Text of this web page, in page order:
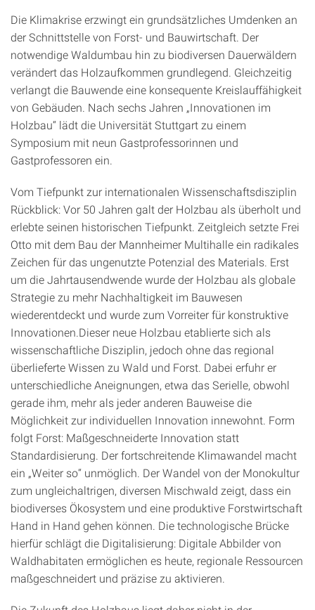
Die Klimakrise erzwingt ein grundsätzliches Umdenken an
der Schnittstelle von Forst- und Bauwirtschaft. Der
notwendige Waldumbau hin zu biodiversen Dauerwäldern
verändert das Holzaufkommen grundlegend. Gleichzeitig
verlangt die Bauwende eine konsequente Kreislauffähigkeit
von Gebäuden. Nach sechs Jahren „Innovationen im
Holzbau“ lädt die Universität Stuttgart zu einem
Symposium mit neun Gastprofessorinnen und
Gastprofessoren ein.
Vom Tiefpunkt zur internationalen Wissenschaftsdisziplin
Rückblick: Vor 50 Jahren galt der Holzbau als überholt und
erlebte seinen historischen Tiefpunkt. Zeitgleich setzte Frei
Otto mit dem Bau der Mannheimer Multihalle ein radikales
Zeichen für das ungenutzte Potenzial des Materials. Erst
um die Jahrtausendwende wurde der Holzbau als globale
Strategie zu mehr Nachhaltigkeit im Bauwesen
wiederentdeckt und wurde zum Vorreiter für konstruktive
Innovationen.Dieser neue Holzbau etablierte sich als
wissenschaftliche Disziplin, jedoch ohne das regional
überlieferte Wissen zu Wald und Forst. Dabei erfuhr er
unterschiedliche Aneignungen, etwa das Serielle, obwohl
gerade ihm, mehr als jeder anderen Bauweise die
Möglichkeit zur individuellen Innovation innewohnt. Form
folgt Forst: Maßgeschneiderte Innovation statt
Standardisierung. Der fortschreitende Klimawandel macht
ein „Weiter so“ unmöglich. Der Wandel von der Monokultur
zum ungleichaltrigen, diversen Mischwald zeigt, dass ein
biodiverses Ökosystem und eine produktive Forstwirtschaft
Hand in Hand gehen können. Die technologische Brücke
hierfür schlägt die Digitalisierung: Digitale Abbilder von
Waldhabitaten ermöglichen es heute, regionale Ressourcen
maßgeschneidert und präzise zu aktivieren.